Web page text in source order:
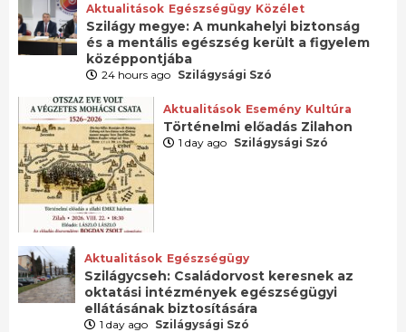
Aktualitások Egészségügy Közélet
Szilágy megye: A munkahelyi biztonság
és a mentális egészség került a figyelem
középpontjába
24 hours ago Szilágysági Szó
Aktualitások Esemény Kultúra
Történelmi előadás Zilahon
1 day ago Szilágysági Szó
Aktualitások Egészségügy
Szilágycseh: Családorvost keresnek az
oktatási intézmények egészségügyi
ellátásának biztosítására
1 day ago Szilágysági Szó